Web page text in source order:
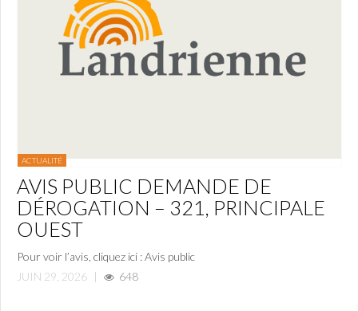
ACTUALITÉ
AVIS PUBLIC DEMANDE DE
DÉROGATION – 321, PRINCIPALE
OUEST
Pour voir l’avis, cliquez ici : Avis public
JUIN 29, 2026 | 648